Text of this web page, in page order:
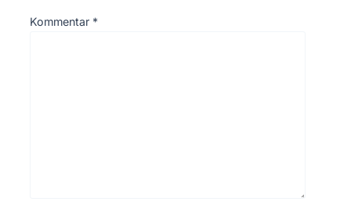
Kommentar *